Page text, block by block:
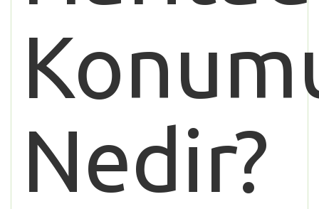
Nedir?